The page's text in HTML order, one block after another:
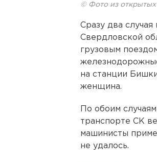
© Фото из открытых
Сразу два
Свердловской
грузовым
на станции
женщина.
По обоим
транспорте СК
машинисты
не удалось.